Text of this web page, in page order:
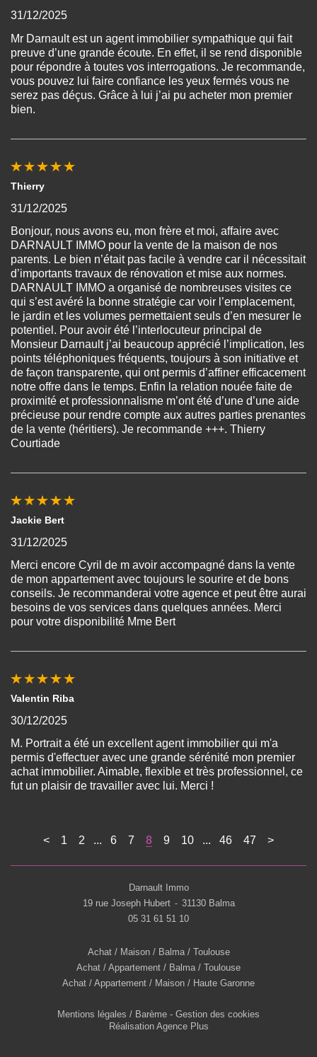
31/12/2025
Mr Darnault est un agent immobilier sympathique qui fait
preuve d’une grande écoute. En effet, il se rend disponible
pour répondre à toutes vos interrogations. Je recommande,
vous pouvez lui faire confiance les yeux fermés vous ne
serez pas déçus. Grâce à lui j’ai pu acheter mon premier
bien.
Thierry
31/12/2025
Bonjour, nous avons eu, mon frère et moi, affaire avec
DARNAULT IMMO pour la vente de la maison de nos
parents. Le bien n’était pas facile à vendre car il nécessitait
d’importants travaux de rénovation et mise aux normes.
DARNAULT IMMO a organisé de nombreuses visites ce
qui s’est avéré la bonne stratégie car voir l’emplacement,
le jardin et les volumes permettaient seuls d’en mesurer le
potentiel. Pour avoir été l’interlocuteur principal de
Monsieur Darnault j’ai beaucoup apprécié l’implication, les
points téléphoniques fréquents, toujours à son initiative et
de façon transparente, qui ont permis d’affiner efficacement
notre offre dans le temps. Enfin la relation nouée faite de
proximité et professionnalisme m’ont été d’une d’une aide
précieuse pour rendre compte aux autres parties prenantes
de la vente (héritiers). Je recommande +++. Thierry
Courtiade
Jackie Bert
31/12/2025
Merci encore Cyril de m avoir accompagné dans la vente
de mon appartement avec toujours le sourire et de bons
conseils. Je recommanderai votre agence et peut être aurai
besoins de vos services dans quelques années. Merci
pour votre disponibilité Mme Bert
Valentin Riba
30/12/2025
M. Portrait a été un excellent agent immobilier qui m'a
permis d'effectuer avec une grande sérénité mon premier
achat immobilier. Aimable, flexible et très professionnel, ce
fut un plaisir de travailler avec lui. Merci !
< 1 2 ... 6 7 8 9 10 ... 46 47 >
Darnault Immo
19 rue Joseph Hubert - 31130 Balma
05 31 61 51 10
Achat / Maison / Balma / Toulouse
Achat / Appartement / Balma / Toulouse
Achat / Appartement / Maison / Haute Garonne
Mentions légales / Barème - Gestion des cookies
Réalisation Agence Plus